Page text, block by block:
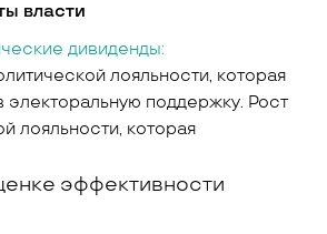
власти
дивиденды:
лояльности, которая
электоральную поддержку. Рост
лояльности, которая
эффективности